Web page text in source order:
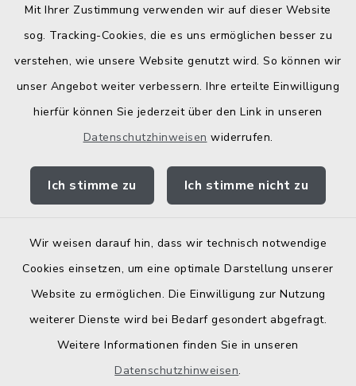
Mit Ihrer Zustimmung verwenden wir auf dieser Website
sog. Tracking-Cookies, die es uns ermöglichen besser zu
verstehen, wie unsere Website genutzt wird. So können wir
unser Angebot weiter verbessern. Ihre erteilte Einwilligung
hierfür können Sie jederzeit über den Link in unseren
Datenschutzhinweisen widerrufen.
Ich stimme zu Ich stimme nicht zu
Wir weisen darauf hin, dass wir technisch notwendige
Cookies einsetzen, um eine optimale Darstellung unserer
Website zu ermöglichen. Die Einwilligung zur Nutzung
weiterer Dienste wird bei Bedarf gesondert abgefragt.
Weitere Informationen finden Sie in unseren
Datenschutzhinweisen.
Bodenrichtwerte
Kontakt
Barrierefreiheit
Elektronische Zugangseröffnung
Impressum
Sitemap